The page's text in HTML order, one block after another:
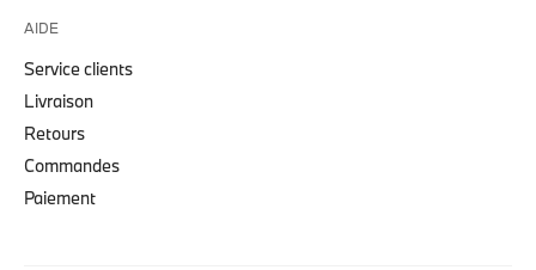
AIDE
Service clients
Livraison
Retours
Commandes
Paiement